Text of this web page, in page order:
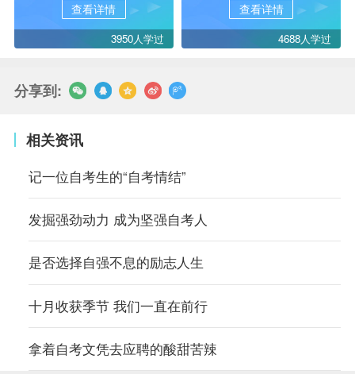
查看详情
3950人学过
查看详情
4688人学过
分享到:
相关资讯
记一位自考生的“自考情结”
发掘强劲动力 成为坚强自考人
是否选择自强不息的励志人生
十月收获季节 我们一直在前行
拿着自考文凭去应聘的酸甜苦辣